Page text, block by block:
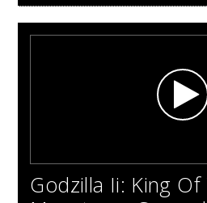
Godzilla Ii: King Of